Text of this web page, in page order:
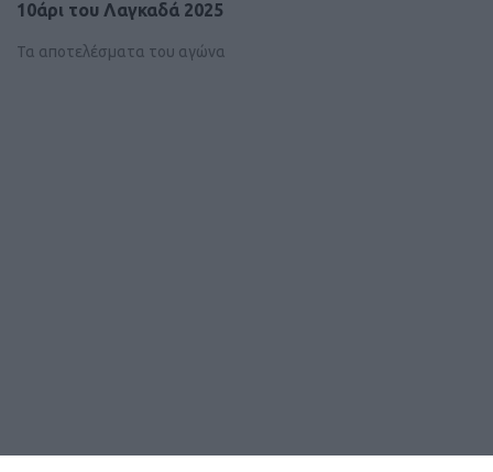
10άρι του Λαγκαδά 2025
Τα αποτελέσματα του αγώνα